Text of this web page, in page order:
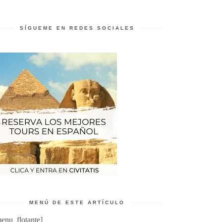
SÍGUEME EN REDES SOCIALES
MENÚ DE ESTE ARTÍCULO